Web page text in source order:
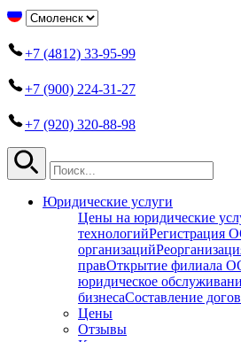
+7 (4812) 33-95-99
+7 (900) 224-31-27
+7 (920) 320-88-98
Юридические услуги
Цены на юридические
технологийРегистрация
организаций
правОткрытие филиала
юридическое
бизнесаСоставление
Цены
Отзывы